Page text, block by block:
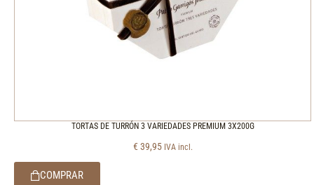
TORTAS DE TURRÓN 3 VARIEDADES PREMIUM 3X200G
€ 39,95 IVA incl.
COMPRAR